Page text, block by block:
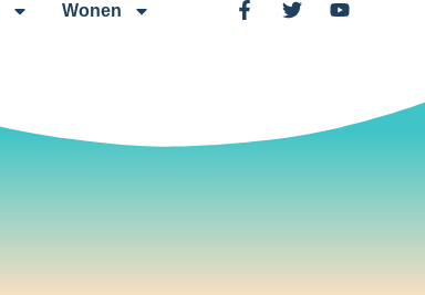
Wonen